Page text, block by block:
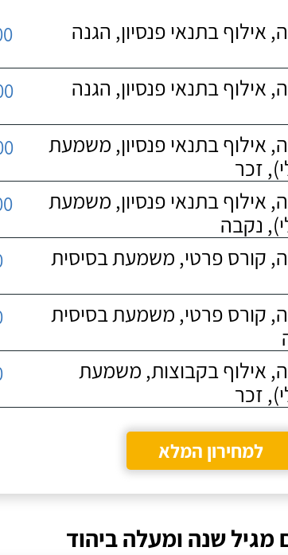
אילוף בתנאי פנסיון, הגנה
אילוף בתנאי פנסיון, הגנה
אילוף בתנאי פנסיון, משמעת
זכר
אילוף בתנאי פנסיון, משמעת
נקבה
קורס פרטי, משמעת בסיסית
קורס פרטי, משמעת בסיסית
אילוף בקבוצות, משמעת
זכר
למחירון המלא
מגיל שנה ומעלה ביהוד